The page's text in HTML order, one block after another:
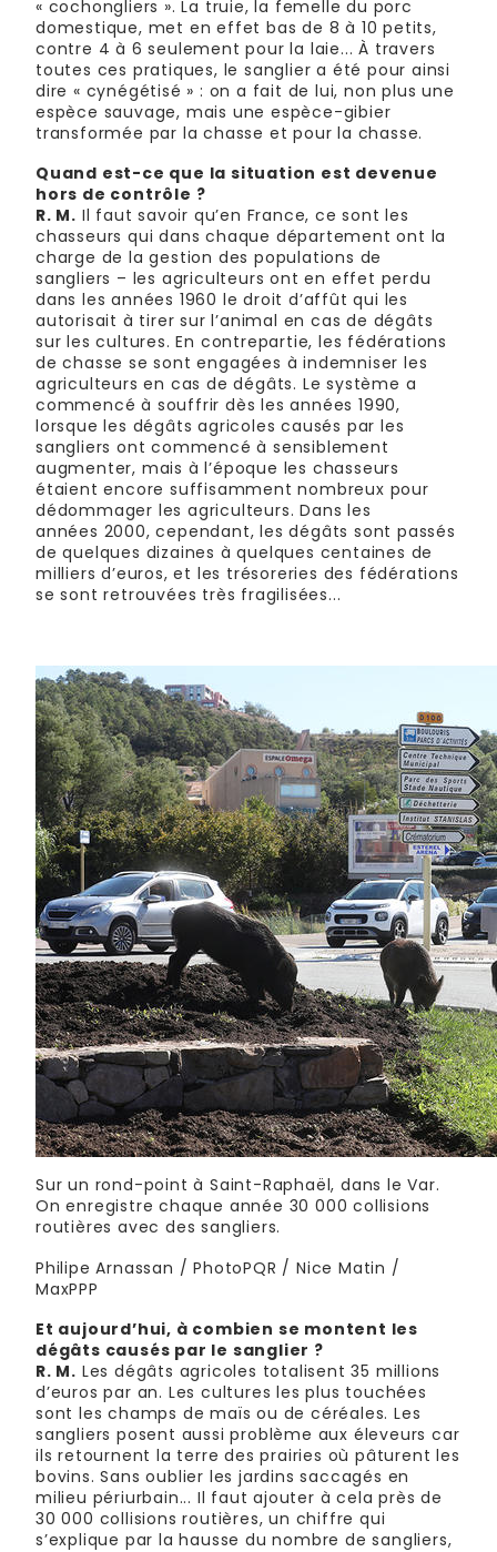
« cochongliers ». La truie, la femelle du porc
domestique, met en effet bas de 8 à 10 petits,
contre 4 à 6 seulement pour la laie... À travers
toutes ces pratiques, le sanglier a été pour ainsi
dire « cynégétisé » : on a fait de lui, non plus une
espèce sauvage, mais une espèce-gibier
transformée par la chasse et pour la chasse.
Quand est-ce que la situation est devenue
hors de contrôle ?
R. M. Il faut savoir qu’en France, ce sont les
chasseurs qui dans chaque département ont la
charge de la gestion des populations de
sangliers – les agriculteurs ont en effet perdu
dans les années 1960 le droit d’affût qui les
autorisait à tirer sur l’animal en cas de dégâts
sur les cultures. En contrepartie, les fédérations
de chasse se sont engagées à indemniser les
agriculteurs en cas de dégâts. Le système a
commencé à souffrir dès les années 1990,
lorsque les dégâts agricoles causés par les
sangliers ont commencé à sensiblement
augmenter, mais à l’époque les chasseurs
étaient encore suffisamment nombreux pour
dédommager les agriculteurs. Dans les
années 2000, cependant, les dégâts sont passés
de quelques dizaines à quelques centaines de
milliers d’euros, et les trésoreries des fédérations
se sont retrouvées très fragilisées...
Sur un rond-point à Saint-Raphaël, dans le Var.
On enregistre chaque année 30 000 collisions
routières avec des sangliers.
Philipe Arnassan / PhotoPQR / Nice Matin /
MaxPPP
Et aujourd’hui, à combien se montent les
dégâts causés par le sanglier ?
R. M. Les dégâts agricoles totalisent 35 millions
d’euros par an. Les cultures les plus touchées
sont les champs de maïs ou de céréales. Les
sangliers posent aussi problème aux éleveurs car
ils retournent la terre des prairies où pâturent les
bovins. Sans oublier les jardins saccagés en
milieu périurbain... Il faut ajouter à cela près de
30 000 collisions routières, un chiffre qui
s’explique par la hausse du nombre de sangliers,